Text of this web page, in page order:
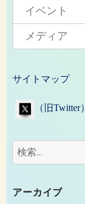
イベント
メディア
サイトマップ
（旧Twitter）
検
索:
アーカイブ